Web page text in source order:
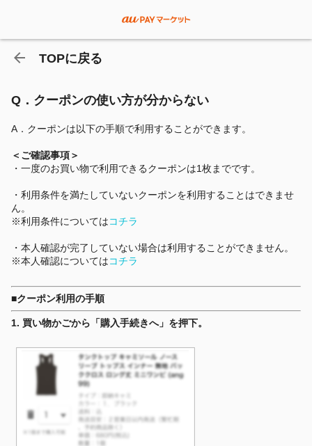
TOPに戻る
Q．クーポンの使い方が分からない
A．クーポンは以下の手順で利用することができます。
＜ご確認事項＞
・一度のお買い物で利用できるクーポンは1枚までです。
・利用条件を満たしていないクーポンを利用することはできませ
ん。
※利用条件についてはコチラ
・本人確認が完了していない場合は利用することができません。
※本人確認についてはコチラ
■クーポン利用の手順
1. 買い物かごから「購入手続きへ」を押下。